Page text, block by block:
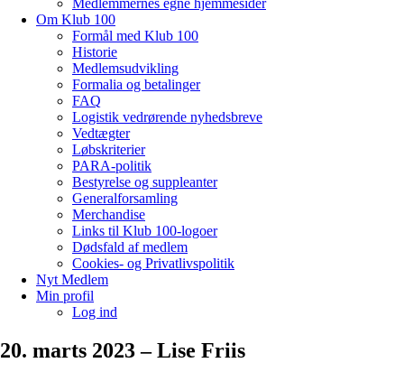
Medlemmernes egne hjemmesider
Om Klub 100
Formål med Klub 100
Historie
Medlemsudvikling
Formalia og betalinger
FAQ
Logistik vedrørende nyhedsbreve
Vedtægter
Løbskriterier
PARA-politik
Bestyrelse og suppleanter
Generalforsamling
Merchandise
Links til Klub 100-logoer
Dødsfald af medlem
Cookies- og Privatlivspolitik
Nyt Medlem
Min profil
Log ind
20. marts 2023 – Lise Friis